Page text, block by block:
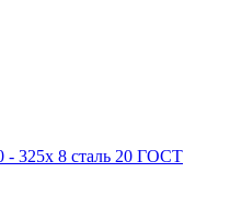
- 325х 8 сталь 20 ГОСТ